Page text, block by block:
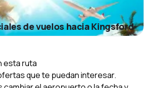
de vuelos hacia Kingsford-
esta ruta
que te puedan interesar.